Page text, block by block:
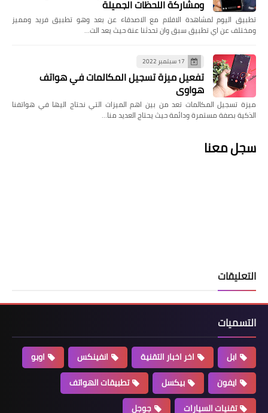
ومشاركة اللحظات الجميلة
تطبيق اليوم لمشاهدة الافلام مع الاصدقاء عن بعد وهو تطبيق فريد ومميز
ومختلف عن اي تطبيق سبق وان تحدثنا عنة حيث يعد الت…
17 سبتمبر 2022
تفعيل ميزة تسجيل المكالمات في هواتف
هواوي
ميزة تسجيل المكالمات تعد من بين اهم الميزات التي نحتاج اليها في هواتفنا
الذكية بصفة مستمرة ودائمة حيث يحتاج العديد منا…
سجل معنا
التعليقات
التسميات
ابل اخر اخبار التقنية انفينكس
اوبو
ايفون
بيكسل
تطبيقات الهواتف
تقنيات السيارات
جوجل